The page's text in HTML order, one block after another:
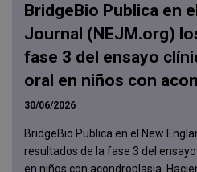
BridgeBio Publica en
Journal (NEJM.org)
fase 3 del ensayo
oral en niños con
30/06/2026
BridgeBio Publica en el New
resultados de la fase 3 del
en niños con acondroplasia.